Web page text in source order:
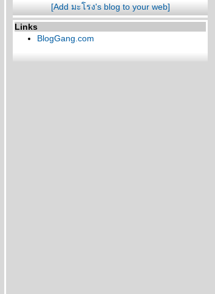
[Add มะโรง's blog to your web]
Links
BlogGang.com